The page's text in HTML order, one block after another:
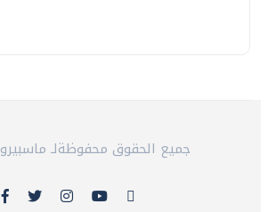
© 2026 جميع الحقوق محفوظةلـ ماسبيرو